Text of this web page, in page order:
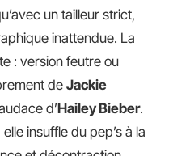
un tailleur strict,
inattendue. La
: version feutre ou
de Jackie
d’Hailey Bieber.
insuffle du pep’s à la